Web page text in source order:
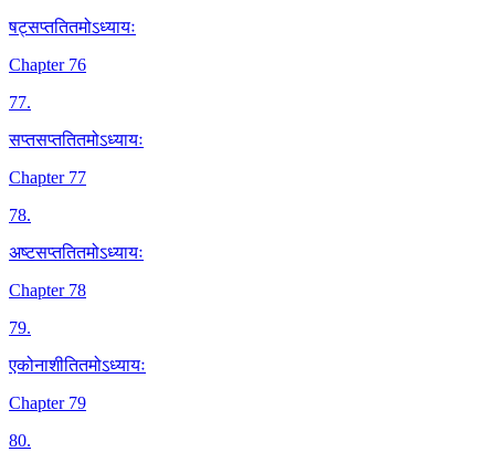
षट्सप्ततितमोऽध्यायः
Chapter 76
77.
सप्तसप्ततितमोऽध्यायः
Chapter 77
78.
अष्टसप्ततितमोऽध्यायः
Chapter 78
79.
एकोनाशीतितमोऽध्यायः
Chapter 79
80.